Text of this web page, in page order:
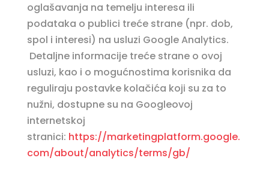
oglašavanja na temelju interesa ili
podataka o publici treće strane (npr. dob,
spol i interesi) na usluzi Google Analytics.
Detaljne informacije treće strane o ovoj
usluzi, kao i o mogućnostima korisnika da
reguliraju postavke kolačića koji su za to
nužni, dostupne su na Googleovoj
internetskoj
stranici: https://marketingplatform.google.
com/about/analytics/terms/gb/